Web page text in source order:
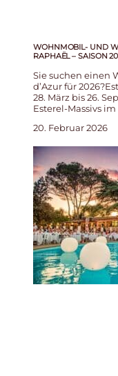
WOHNMOBIL- UND
RAPHAËL – SAISON
Sie suchen einen
d’Azur für
28. März bis 26.
Esterel-Massivs im
20. Februar 2026